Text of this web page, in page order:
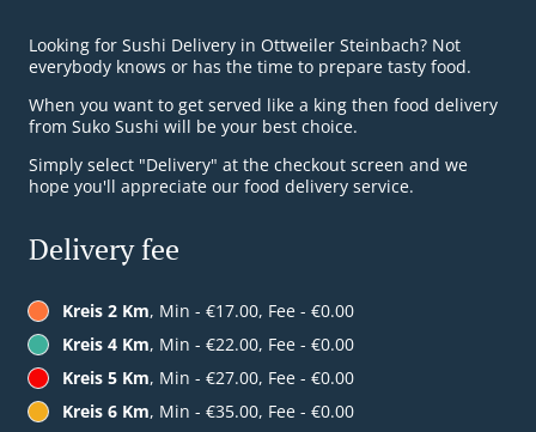
Looking for Sushi Delivery in Ottweiler Steinbach? Not
everybody knows or has the time to prepare tasty food.
When you want to get served like a king then food delivery
from Suko Sushi will be your best choice.
Simply select "Delivery" at the checkout screen and we
hope you'll appreciate our food delivery service.
Delivery fee
Kreis 2 Km, Min - €17.00, Fee - €0.00
Kreis 4 Km, Min - €22.00, Fee - €0.00
Kreis 5 Km, Min - €27.00, Fee - €0.00
Kreis 6 Km, Min - €35.00, Fee - €0.00